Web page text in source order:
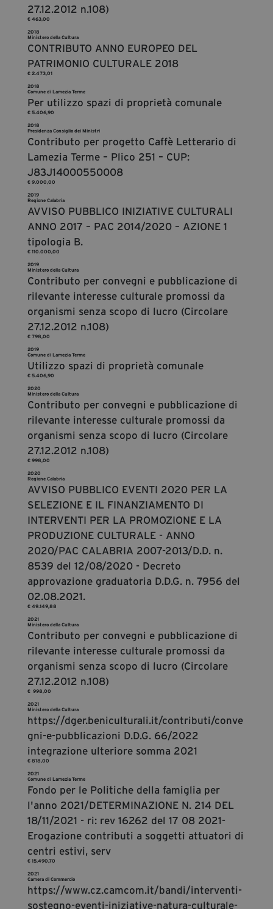
Il Diritto di Essere
Archivio Storico
Contatti
segreteria@tramefestival.it
info@tramefestival.it
+39 346 954 4078
27.12.2012 n.108)
€ 463,00
2018
Ministero della Cultura
CONTRIBUTO ANNO EUROPEO DEL
PATRIMONIO CULTURALE 2018
€ 2.473,01
2018
Comune di Lamezia Terme
Per utilizzo spazi di proprietà comunale
€ 5.406,90
2018
Presidenza Consiglio dei Ministri
Contributo per progetto Caffè Letterario di
Lamezia Terme – Plico 251 – CUP:
J83J14000550008
€ 9.000,00
2019
Regione Calabria
AVVISO PUBBLICO INIZIATIVE CULTURALI
ANNO 2017 – PAC 2014/2020 – AZIONE 1
tipologia B.
€ 110.000,00
2019
Ministero della Cultura
Contributo per convegni e pubblicazione di
rilevante interesse culturale promossi da
organismi senza scopo di lucro (Circolare
27.12.2012 n.108)
€ 798,00
2019
Comune di Lamezia Terme
Utilizzo spazi di proprietà comunale
€ 5.406,90
2020
Ministero della Cultura
Contributo per convegni e pubblicazione di
rilevante interesse culturale promossi da
organismi senza scopo di lucro (Circolare
27.12.2012 n.108)
€ 998,00
2020
Regione Calabria
AVVISO PUBBLICO EVENTI 2020 PER LA
SELEZIONE E IL FINANZIAMENTO DI
INTERVENTI PER LA PROMOZIONE E LA
PRODUZIONE CULTURALE - ANNO
2020/PAC CALABRIA 2007-2013/D.D. n.
8539 del 12/08/2020 - Decreto
approvazione graduatoria D.D.G. n. 7956 del
02.08.2021.
€ 49.149,88
2021
Ministero della Cultura
Contributo per convegni e pubblicazione di
rilevante interesse culturale promossi da
organismi senza scopo di lucro (Circolare
27.12.2012 n.108)
€ 998,00
2021
Ministero della Cultura
https://dger.beniculturali.it/contributi/conve
gni-e-pubblicazioni D.D.G. 66/2022
integrazione ulteriore somma 2021
€ 818,00
2021
Comune di Lamezia Terme
Fondo per le Politiche della famiglia per
l'anno 2021/DETERMINAZIONE N. 214 DEL
18/11/2021 - ri: rev 16262 del 17 08 2021-
Erogazione contributi a soggetti attuatori di
centri estivi, serv
€ 15.490,70
2021
Camera di Commercio
https://www.cz.camcom.it/bandi/interventi-
sostegno-eventi-iniziative-natura-culturale-